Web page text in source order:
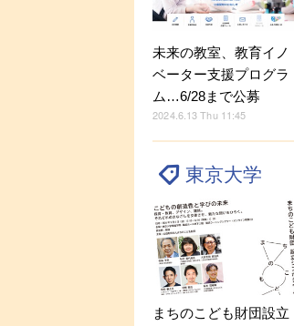
未来の教室、教育イノ
ベーター支援プログラ
ム…6/28まで公募
2024.6.13 Thu 11:45
東京大学
まちのこども財団設立